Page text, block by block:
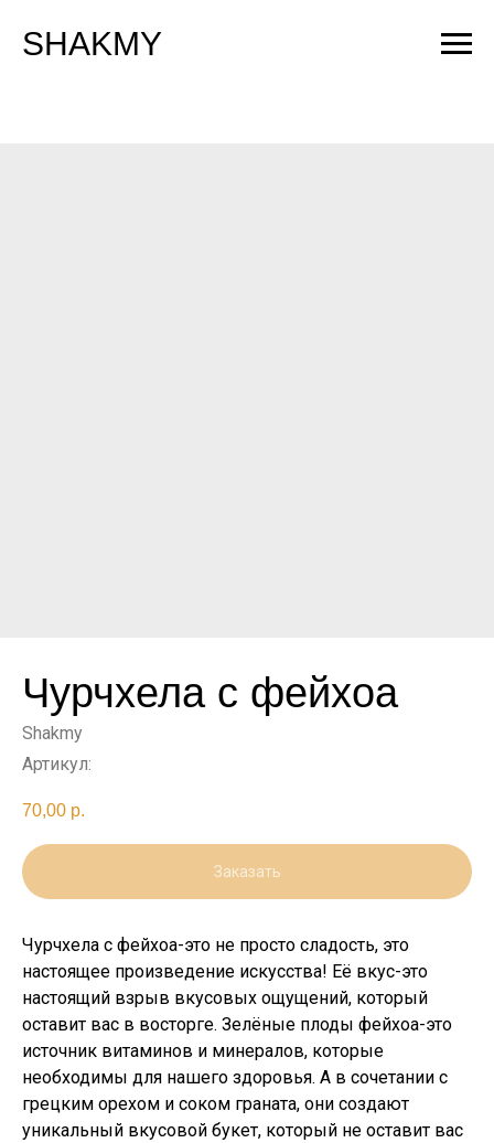
SHAKMY
Чурчхела с фейхоа
Shakmy
Артикул:
70,00 р.
Заказать
Чурчхела с фейхоа-это не просто сладость, это
настоящее произведение искусства! Её вкус-это
настоящий взрыв вкусовых ощущений, который
оставит вас в восторге. Зелёные плоды фейхоа-это
источник витаминов и минералов, которые
необходимы для нашего здоровья. А в сочетании с
грецким орехом и соком граната, они создают
уникальный вкусовой букет, который не оставит вас